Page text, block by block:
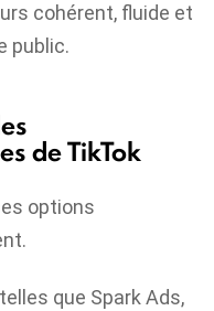
cohérent, fluide et
public.
de TikTok
options
que Spark Ads,